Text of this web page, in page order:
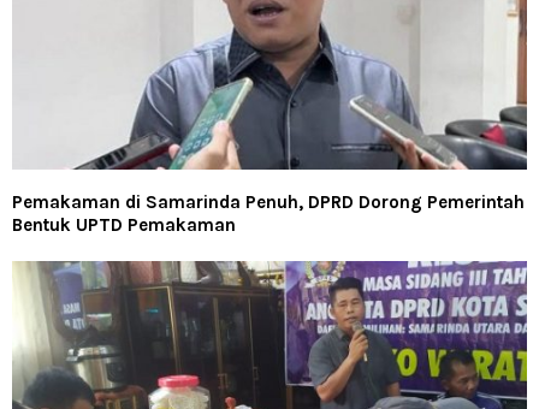
Pemakaman di Samarinda Penuh, DPRD Dorong Pemerintah
Bentuk UPTD Pemakaman